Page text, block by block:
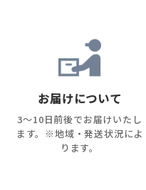
お届けについて
3～10日前後でお届けいたし
ます。※地域・発送状況によ
ります。